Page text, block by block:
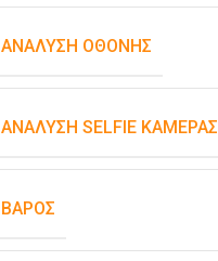
ΑΝΆΛΥΣΗ ΟΘΌΝΗΣ
ΑΝΆΛΥΣΗ SELFIE ΚΆΜΕΡΑΣ
ΒΆΡΟΣ